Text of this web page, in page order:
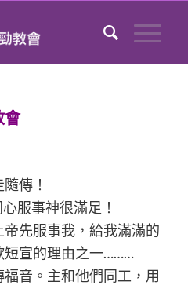
會
傳！
服事神很滿足！
先服事我，給我滿滿的
短宣的理由之一………
福音。主和他們同工，用